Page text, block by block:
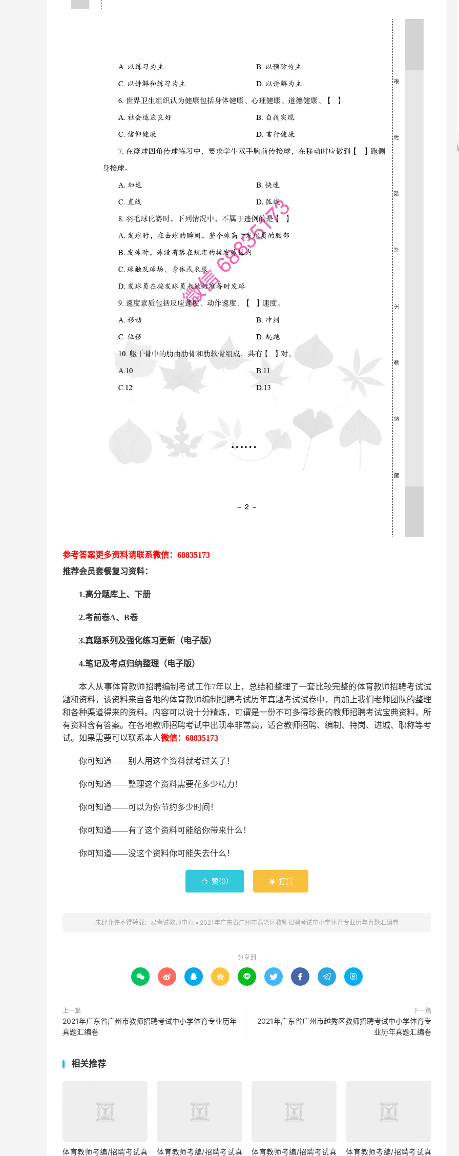
参考答案更多资料请联系微信： 68835173
推荐会员套餐复习资料：
1.高分题库上、下册
2.考前卷A、B卷
3.真题系列及强化练习更新（电子版）
4.笔记及考点归纳整理（电子版）
本人从事体育教师招聘编制考试工作7年以上，总结和整理了一套比较完整的体育教师招聘考试试
题和资料，该资料来自各地的体育教师编制招聘考试历年真题考试试卷中， 再加上我们 老师 团队的整理
和各种渠道得来的资料。内容可以说十分精炼，可谓是一份不可多得珍贵的教师招聘考试宝典资料，所
有资料含有答案。 在各地教师招聘考试中出现率非常高，适合教师招聘、编制、特岗、进城、职称等考
试。如果需要可以联系本人微信： 68835173
你可知道——别人用这个资料就考过关了！
你可知道——整理这个资料需要花多少精力 ！
你可知道——可以为你节约多少时间！
你可知道——有了这个资料可能给你带来什么！
你可知道——没这个资料你可能失去什么 ！
 赞(0)  打赏
未经允许不得转载： 易考试教师中心 » 2021年广东省广州市荔湾区教师招聘考试中小学体育专业历年真题汇编卷
分享到
        
上一篇
2021年广东省广州市教师招聘考试中小学体育专业历年
真题汇编卷
下一篇
2021年广东省广州市越秀区教师招聘考试中小学体育专
业历年真题汇编卷
相关推荐
体育教师考编/招聘考试真 体育教师考编/招聘考试真 体育教师考编/招聘考试真 体育教师考编/招聘考试真